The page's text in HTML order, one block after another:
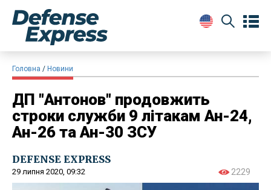
Головна Новини
ДП "Антонов" продовжить
строки служби 9 літакам Ан-24,
Ан-26 та Ан-30 ЗСУ
DEFENSE EXPRESS
29 липня 2020, 09:32 2229